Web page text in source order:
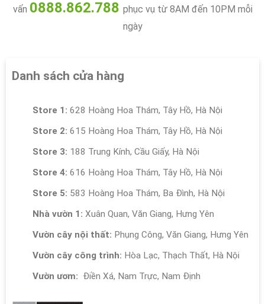
vấn 0888.862.788 phục vụ từ 8AM đến 10PM mỗi
ngày
Danh sách cửa hàng
Store 1: 628 Hoàng Hoa Thám, Tây Hồ, Hà Nội
Store 2: 615 Hoàng Hoa Thám, Tây Hồ, Hà Nội
Store 3: 188 Trung Kính, Cầu Giấy, Hà Nội
Store 4: 616 Hoàng Hoa Thám, Tây Hồ, Hà Nội
Store 5: 583 Hoàng Hoa Thám, Ba Đình, Hà Nội
Nhà vườn 1: Xuân Quan, Văn Giang, Hưng Yên
Vườn cây nội thất: Phụng Công, Văn Giang, Hưng Yên
Vườn cây công trình: Hòa Lạc, Thạch Thất, Hà Nội
Vườn ươm: Điền Xá, Nam Trực, Nam Định